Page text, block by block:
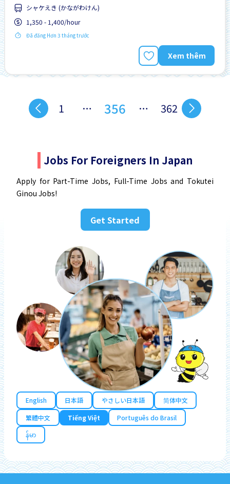
Không cần kinh nghiệm
Ưu tiên nam giới
シャケえき (かながわけん)
1,350 - 1,400/hour
Đã đăng Hơn 3 tháng trước
Xem thêm
1 … 356 … 362
Jobs For Foreigners In Japan
Apply for Part-Time Jobs, Full-Time Jobs and Tokutei
Ginou Jobs!
Get Started
English 日本語 やさしい日本語
简体中文
繁體中文
Tiếng Việt
Português do Brasil
န်မာ